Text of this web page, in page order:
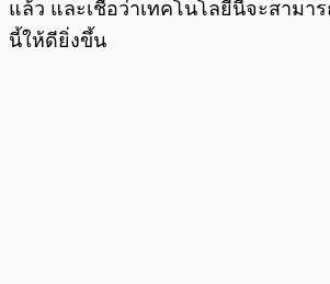
แล้ว และเชื่อว่าเทคโนโลยีนี้จะสามา
นี้ให้ดียิ่งขึ้น